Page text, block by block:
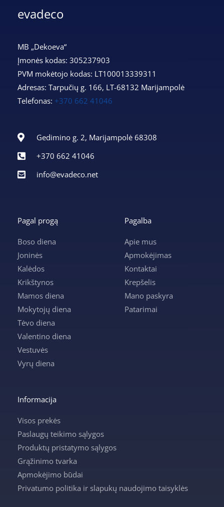
evadeco
MB „Dekoeva“
Įmonės kodas: 305237903
PVM mokėtojo kodas: LT100013339311
Adresas: Tarpučių g. 166, LT-68132 Marijampolė
Telefonas: +370 662 41046
Gedimino g. 2, Marijampolė 68308
+370 662 41046
info@evadeco.net
Pagal progą
Boso diena
Joninės
Kalėdos
Krikštynos
Mamos diena
Mokytojų diena
Tėvo diena
Valentino diena
Vestuvės
Vyrų diena
Pagalba
Apie mus
Apmokėjimas
Kontaktai
Krepšelis
Mano paskyra
Patarimai
Informacija
Visos prekės
Paslaugų teikimo sąlygos
Produktų pristatymo sąlygos
Grąžinimo tvarka
Apmokėjimo būdai
Privatumo politika ir slapukų naudojimo taisyklės